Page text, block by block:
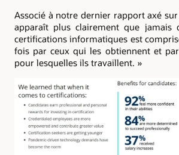
Associé à notre dernier rapport axé
apparaît plus clairement que jamais
certifications informatiques est
fois par ceux qui les obtiennent et
pour lesquelles ils travaillent. »